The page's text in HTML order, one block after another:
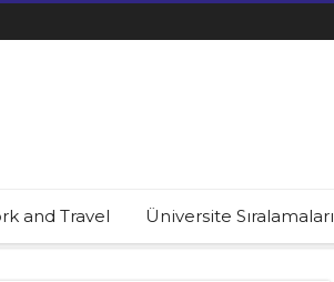
and Travel Üniversite Sıralamaları